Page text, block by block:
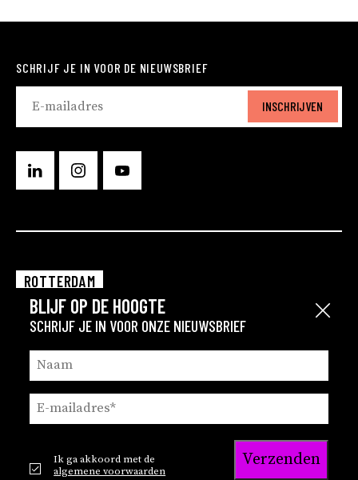
Sluit
BLIJF OP DE HOOGTE
SCHRIJF JE IN VOOR ONZE NIEUWSBRIEF
Ik ga akkoord met de
algemene voorwaarden
Verzenden
SCHRIJF JE IN VOOR DE NIEUWSBRIEF
INSCHRIJVEN
ROTTERDAM
EINDHOVEN
GRONINGEN
© 2026
Privacy en cookie statement